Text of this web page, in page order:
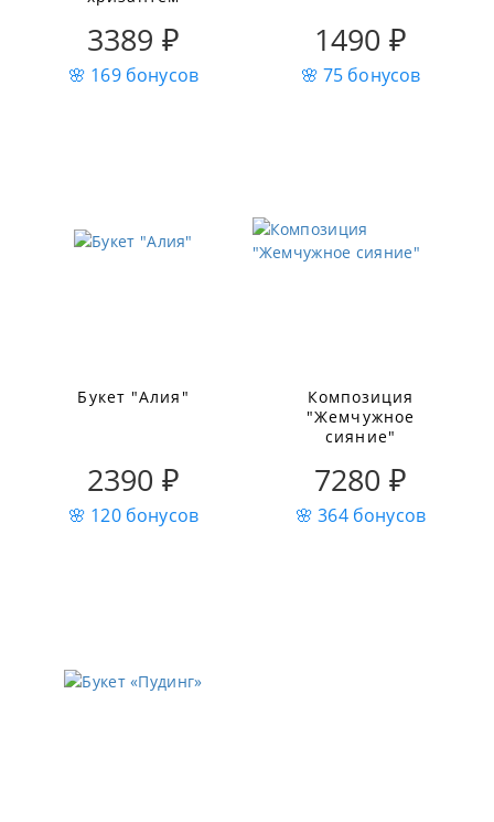
3389 ₽
🌸 169 бонусов
1490 ₽
🌸 75 бонусов
Букет "Алия"
2390 ₽
🌸 120 бонусов
Композиция
"Жемчужное
сияние"
7280 ₽
🌸 364 бонусов